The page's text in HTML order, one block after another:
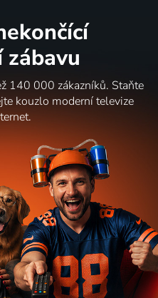
140 000 zákazníků. Staňte
kouzlo moderní televize